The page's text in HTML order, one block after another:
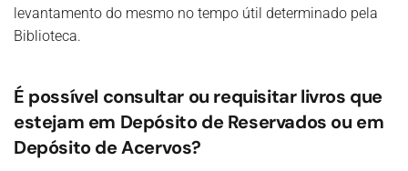
levantamento do mesmo no tempo útil determinado pela
Biblioteca.
É possível consultar ou requisitar livros que
estejam em Depósito de Reservados ou em
Depósito de Acervos?